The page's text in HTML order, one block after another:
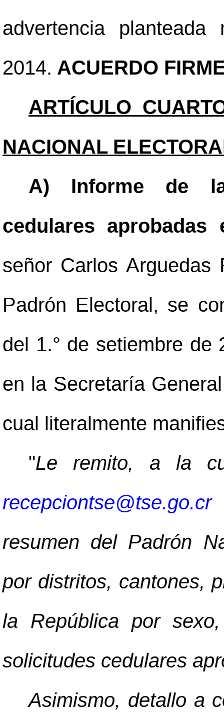
advertencia
2014. ACUERDO
ARTÍCULO
NACIONAL
A) Informe de
cedulares
señor Carlos
Padrón Electoral, se
del 1.° de setiembre de
en la Secretaría
cual literalmente
"Le remito, a la
recepciontse@tse.go.cr
resumen del Padrón
por distritos, cantones,
la República por
solicitudes cedulares
Asimismo, detallo a